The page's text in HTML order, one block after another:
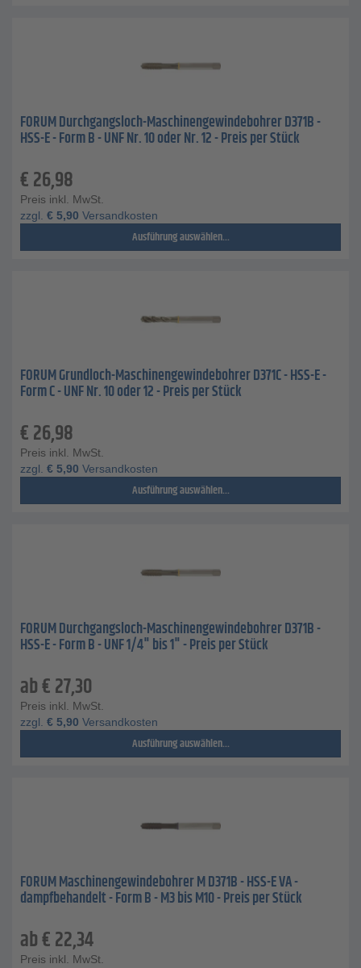
FORUM Durchgangsloch-Maschinengewindebohrer D371B -
HSS-E - Form B - UNF Nr. 10 oder Nr. 12 - Preis per Stück
€26,98
Preis inkl. MwSt.
zzgl. € 5,90 Versandkosten
Ausführung auswählen...
FORUM Grundloch-Maschinengewindebohrer D371C - HSS-E -
Form C - UNF Nr. 10 oder 12 - Preis per Stück
€26,98
Preis inkl. MwSt.
zzgl. € 5,90 Versandkosten
Ausführung auswählen...
FORUM Durchgangsloch-Maschinengewindebohrer D371B -
HSS-E - Form B - UNF 1/4" bis 1" - Preis per Stück
ab€27,30
Preis inkl. MwSt.
zzgl. € 5,90 Versandkosten
Ausführung auswählen...
FORUM Maschinengewindebohrer M D371B - HSS-E VA -
dampfbehandelt - Form B - M3 bis M10 - Preis per Stück
ab€22,34
Preis inkl. MwSt.